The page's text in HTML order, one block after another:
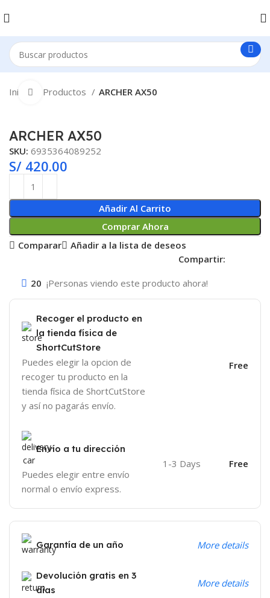
Inicio Productos ARCHER AX50
Clic para ampliar
ARCHER AX50
SKU:6935364089252
S/ 420.00
Añadir Al Carrito
Comprar Ahora
Comparar
Añadir a la lista de deseos
Compartir:
20 ¡Personas viendo este producto ahora!
Recoger el producto en
la tienda física de
ShortCutStore
Puedes elegir la opcion de
recoger tu producto en la
tienda física de ShortCutStore
y así no pagarás envío.
Free
Envío a tu dirección
Puedes elegir entre envío
normal o envío express.
1-3 Days Free
Garantía de un año More details
Devolución gratis en 3
días
More details